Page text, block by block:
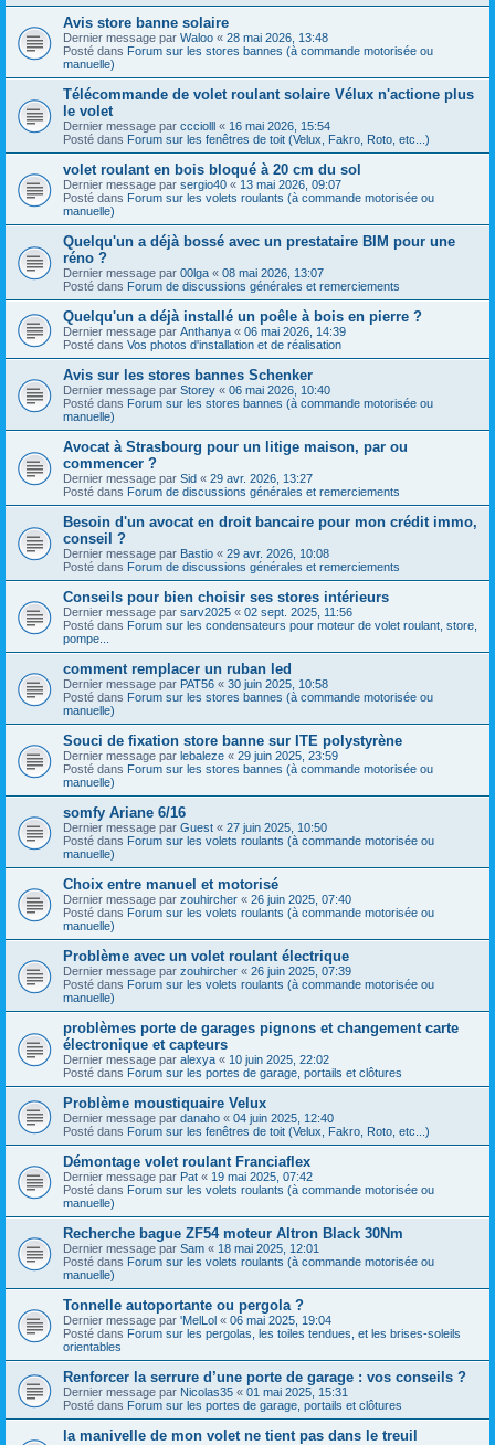
Avis store banne solaire
Dernier message par Waloo « 28 mai 2026, 13:48
Posté dans Forum sur les stores bannes (à commande motorisée ou
manuelle)
Télécommande de volet roulant solaire Vélux n'actione plus
le volet
Dernier message par ccciolll « 16 mai 2026, 15:54
Posté dans Forum sur les fenêtres de toit (Velux, Fakro, Roto, etc...)
volet roulant en bois bloqué à 20 cm du sol
Dernier message par sergio40 « 13 mai 2026, 09:07
Posté dans Forum sur les volets roulants (à commande motorisée ou
manuelle)
Quelqu'un a déjà bossé avec un prestataire BIM pour une
réno ?
Dernier message par 00lga « 08 mai 2026, 13:07
Posté dans Forum de discussions générales et remerciements
Quelqu'un a déjà installé un poêle à bois en pierre ?
Dernier message par Anthanya « 06 mai 2026, 14:39
Posté dans Vos photos d'installation et de réalisation
Avis sur les stores bannes Schenker
Dernier message par Storey « 06 mai 2026, 10:40
Posté dans Forum sur les stores bannes (à commande motorisée ou
manuelle)
Avocat à Strasbourg pour un litige maison, par ou
commencer ?
Dernier message par Sid « 29 avr. 2026, 13:27
Posté dans Forum de discussions générales et remerciements
Besoin d'un avocat en droit bancaire pour mon crédit immo,
conseil ?
Dernier message par Bastio « 29 avr. 2026, 10:08
Posté dans Forum de discussions générales et remerciements
Conseils pour bien choisir ses stores intérieurs
Dernier message par sarv2025 « 02 sept. 2025, 11:56
Posté dans Forum sur les condensateurs pour moteur de volet roulant, store,
pompe...
comment remplacer un ruban led
Dernier message par PAT56 « 30 juin 2025, 10:58
Posté dans Forum sur les stores bannes (à commande motorisée ou
manuelle)
Souci de fixation store banne sur ITE polystyrène
Dernier message par lebaleze « 29 juin 2025, 23:59
Posté dans Forum sur les stores bannes (à commande motorisée ou
manuelle)
somfy Ariane 6/16
Dernier message par Guest « 27 juin 2025, 10:50
Posté dans Forum sur les volets roulants (à commande motorisée ou
manuelle)
Choix entre manuel et motorisé
Dernier message par zouhircher « 26 juin 2025, 07:40
Posté dans Forum sur les volets roulants (à commande motorisée ou
manuelle)
Problème avec un volet roulant électrique
Dernier message par zouhircher « 26 juin 2025, 07:39
Posté dans Forum sur les volets roulants (à commande motorisée ou
manuelle)
problèmes porte de garages pignons et changement carte
électronique et capteurs
Dernier message par alexya « 10 juin 2025, 22:02
Posté dans Forum sur les portes de garage, portails et clôtures
Problème moustiquaire Velux
Dernier message par danaho « 04 juin 2025, 12:40
Posté dans Forum sur les fenêtres de toit (Velux, Fakro, Roto, etc...)
Démontage volet roulant Franciaflex
Dernier message par Pat « 19 mai 2025, 07:42
Posté dans Forum sur les volets roulants (à commande motorisée ou
manuelle)
Recherche bague ZF54 moteur Altron Black 30Nm
Dernier message par Sam « 18 mai 2025, 12:01
Posté dans Forum sur les volets roulants (à commande motorisée ou
manuelle)
Tonnelle autoportante ou pergola ?
Dernier message par 'MelLol « 06 mai 2025, 19:04
Posté dans Forum sur les pergolas, les toiles tendues, et les brises-soleils
orientables
Renforcer la serrure d’une porte de garage : vos conseils ?
Dernier message par Nicolas35 « 01 mai 2025, 15:31
Posté dans Forum sur les portes de garage, portails et clôtures
la manivelle de mon volet ne tient pas dans le treuil